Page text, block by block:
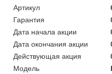
Артикул
Гарантия
Дата начала акции
Дата окончания акции
Действующая акция
Модель